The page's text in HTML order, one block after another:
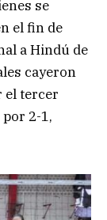
se
el fin de
a Hindú de
cayeron
el tercer
2-1,